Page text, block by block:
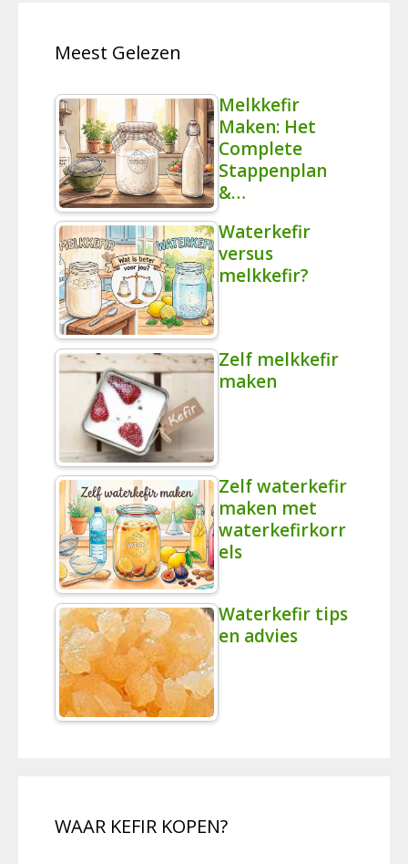
Meest Gelezen
Melkkefir
Maken: Het
Complete
Stappenplan
&…
Waterkefir
versus
melkkefir?
Zelf melkkefir
maken
Zelf waterkefir
maken met
waterkefirkorr
els
Waterkefir tips
en advies
WAAR KEFIR KOPEN?